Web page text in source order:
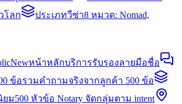
โลก
ประเภทวีซ่า8 หมวด: Nomad,
Newหน้าหลักบริการรับรองลายมือชื่อ
ข้อรวมคำถามจริงจากลูกค้า 500 ข้อ
ยม500 หัวข้อ Notary จัดกลุ่มตาม intent